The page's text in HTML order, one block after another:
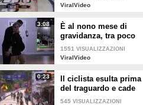
ViralVideo
3:08
È al nono mese di
gravidanza, tra poco
sarà mamma ma non
vuole smettere di
1551 VISUALIZZAZIONI
ViralVideo
0:23
Il ciclista esulta prima
del traguardo e cade
rovinosamente
545 VISUALIZZAZIONI